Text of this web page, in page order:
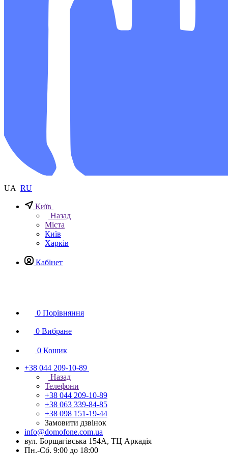
UA RU
Київ
Назад
Міста
Київ
Харків
Кабінет
0 Порівняння
0 Вибране
0 Кошик
+38 044 209-10-89
Назад
Телефони
+38 044 209-10-89
+38 063 339-84-85
+38 098 151-19-44
Замовити дзвінок
info@domofone.com.ua
вул. Борщагівська 154А, ТЦ Аркадія
Пн.-Сб. 9:00 до 18:00